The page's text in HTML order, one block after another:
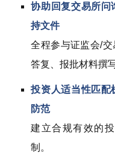
协助回复交易所问
持文件
全程参与证监会/
答复、报批材料撰
投资人适当性匹配
防范
建立合规有效的
制。